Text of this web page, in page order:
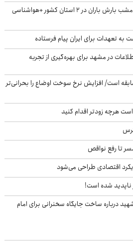
نفوذ جریان بارش‌زا به کشور؛ امشب بارش باران در ۲ استان کشور +هواشناسی
به تعهدات برای ایران پیام فرستاده
در مشهد برای بهره‌گیری از تجربه
اخیر بی‌سابقه است/ افزایش نرخ سوخت اوضاع را بحرانی‌تر
هرچه زودتر اقدام کنید
تا رفع نواقص
اقتصادی طراحی می‌شود
شده است!
درباره ساخت جایگاه سخنرانی برای امام